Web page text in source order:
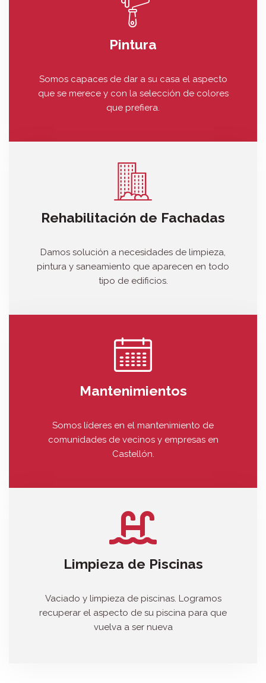
Pintura
Somos capaces de dar a su casa el aspecto
que se merece y con la selección de colores
que prefiera.
Rehabilitación de Fachadas
Damos solución a necesidades de limpieza,
pintura y saneamiento que aparecen en todo
tipo de edificios.
Mantenimientos
Somos líderes en el mantenimiento de
comunidades de vecinos y empresas en
Castellón.
Limpieza de Piscinas
Vaciado y limpieza de piscinas. Logramos
recuperar el aspecto de su piscina para que
vuelva a ser nueva